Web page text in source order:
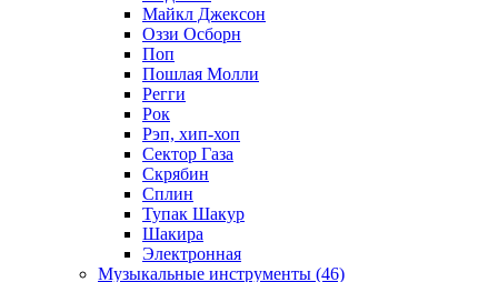
Майкл Джексон
Оззи Осборн
Поп
Пошлая Молли
Регги
Рок
Рэп, хип-хоп
Сектор Газа
Скрябин
Сплин
Тупак Шакур
Шакира
Электронная
Музыкальные инструменты (46)